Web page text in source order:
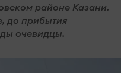
районе Казани.
до прибытия
очевидцы.